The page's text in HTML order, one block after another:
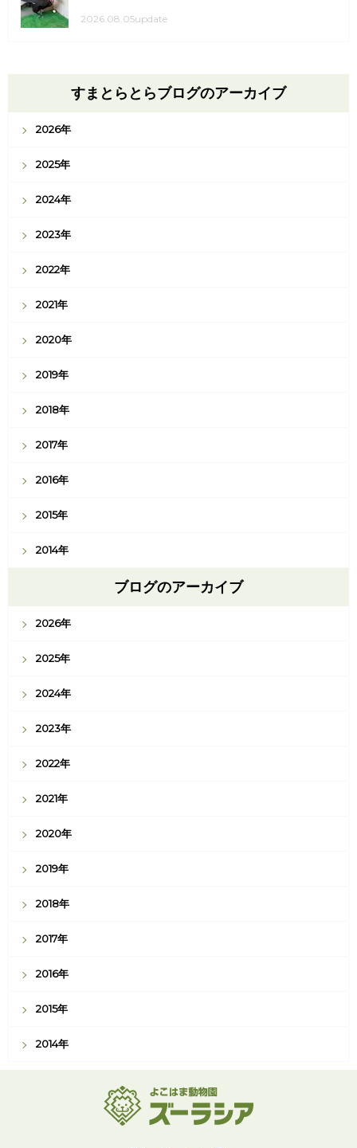
2026.08.05update
すまとらとらブログのアーカイブ
2026年
2025年
2024年
2023年
2022年
2021年
2020年
2019年
2018年
2017年
2016年
2015年
2014年
ブログのアーカイブ
2026年
2025年
2024年
2023年
2022年
2021年
2020年
2019年
2018年
2017年
2016年
2015年
2014年